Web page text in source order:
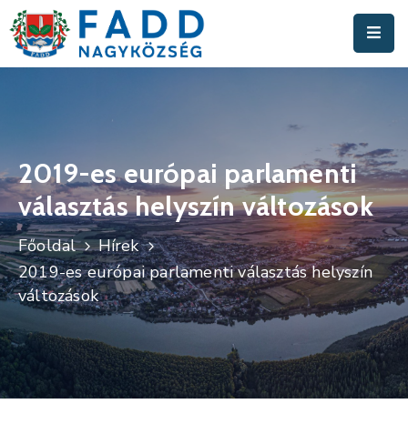
Hivatal
Fadd
Nagyközség
Turisztika
Választási
Információk
Események
2019-es európai parlamenti
választás helyszín változások
Főoldal
Hírek
2019-es európai parlamenti választás helyszín
változások